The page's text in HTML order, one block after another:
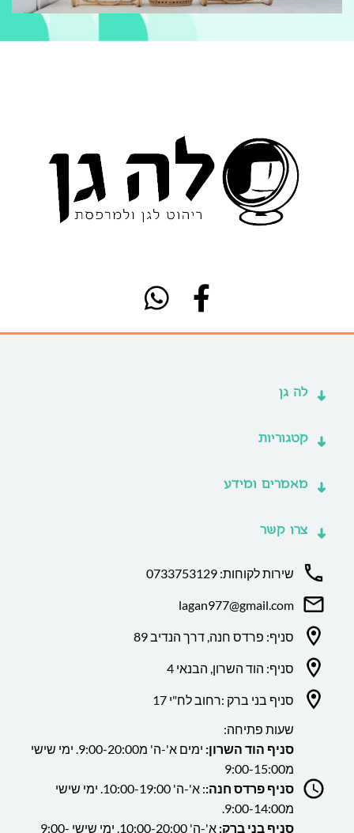
לה גן
קטגוריות
מאמרים ומידע
צרו קשר
שירות לקוחות: 0733753129
lagan977@gmail.com
סניף: פרדס חנה, דרך הנדיב 89
סניף: הוד השרון, הבנאי 4
סניף בני ברק :רחוב לח"י 17
שעות פתיחה:
סניף הוד השרון:
ימים א'-ה' מ9:00-20:00. ימי שישי
מ9:00-15:00
סניף פרדס חנה:
: א'-ה' 10:00-19:00. ימי שישי
מ9:00-14:00.
סניף בני ברק:
א'-ה' 10:00-20:00. ימי שישי 9:00-